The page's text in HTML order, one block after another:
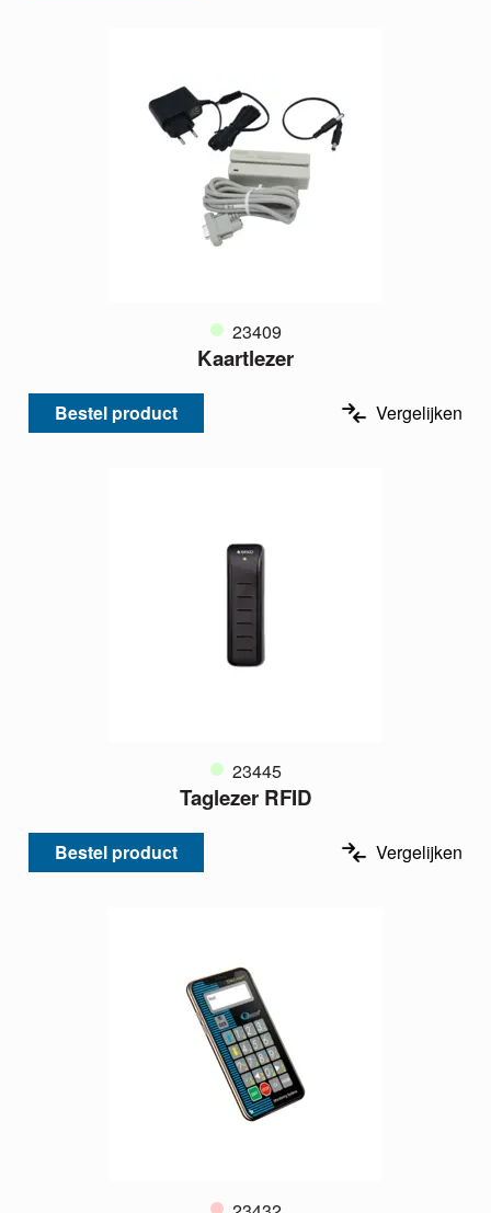
23409
Kaartlezer
Bestel product Vergelijken
23445
Taglezer RFID
Bestel product Vergelijken